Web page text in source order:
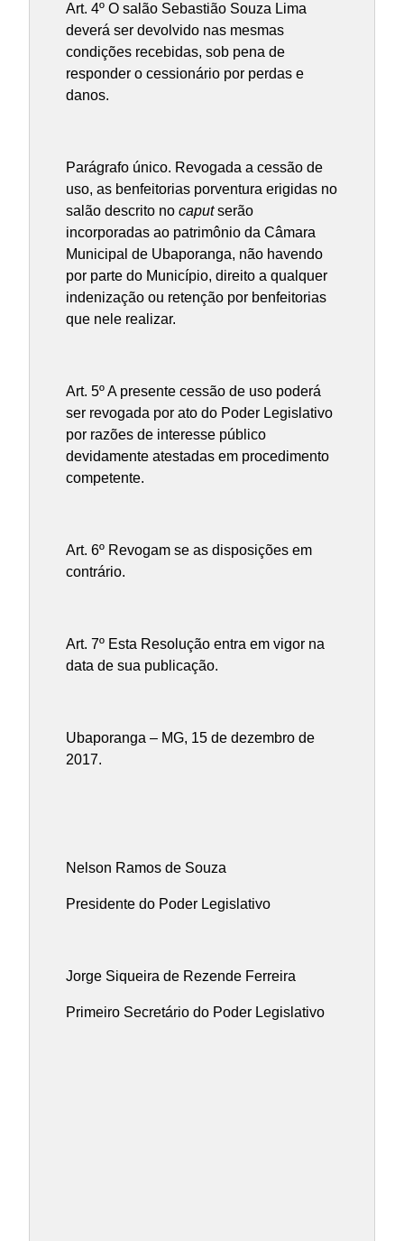
Art. 4º O salão Sebastião Souza Lima
deverá ser devolvido nas mesmas
condições recebidas, sob pena de
responder o cessionário por perdas e
danos.
Parágrafo único. Revogada a cessão de
uso, as benfeitorias porventura erigidas no
salão descrito no caputserão
incorporadas ao patrimônio da Câmara
Municipal de Ubaporanga, não havendo
por parte do Município, direito a qualquer
indenização ou retenção por benfeitorias
que nele realizar.
Art. 5º A presente cessão de uso poderá
ser revogada por ato do Poder Legislativo
por razões de interesse público
devidamente atestadas em procedimento
competente.
Art. 6º Revogam se as disposições em
contrário.
Art. 7º Esta Resolução entra em vigor na
data de sua publicação.
Ubaporanga – MG, 15 de dezembro de
2017.
Nelson Ramos de Souza
Presidente do Poder Legislativo
Jorge Siqueira de Rezende Ferreira
Primeiro Secretário do Poder Legislativo